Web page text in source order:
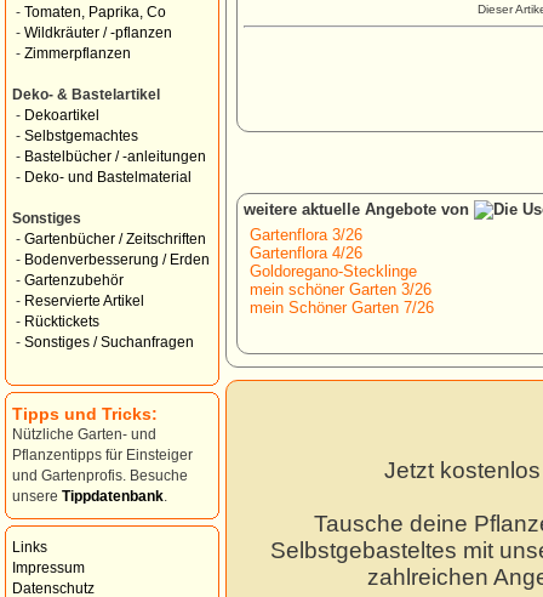
- Tomaten, Paprika, Co
- Wildkräuter / -pflanzen
- Zimmerpflanzen
Deko- & Bastelartikel
- Dekoartikel
- Selbstgemachtes
- Bastelbücher / -anleitungen
- Deko- und Bastelmaterial
Sonstiges
- Gartenbücher / Zeitschriften
- Bodenverbesserung / Erden
- Gartenzubehör
- Reservierte Artikel
- Rücktickets
- Sonstiges / Suchanfragen
Tipps und Tricks:
Nützliche Garten- und
Pflanzentipps für Einsteiger
und Gartenprofis. Besuche
unsere Tippdatenbank
Links
Impressum
Datenschutz
Dieser
weitere aktuelle Angebote von
Gartenflora 3/26
Gartenflora 4/26
Goldoregano-Stecklinge
mein schöner Garten 3/26
mein Schöner Garten 7/26
Jetzt
Tausche deine
Selbstgebasteltes mit
zahlreichen